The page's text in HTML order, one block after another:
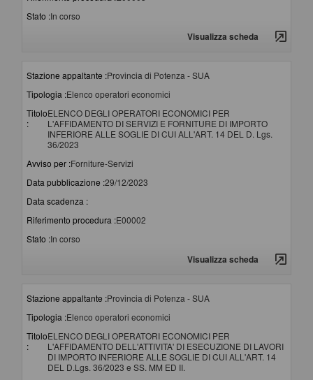
Stato :In corso
Visualizza scheda
Stazione appaltante :Provincia di Potenza - SUA
Tipologia :Elenco operatori economici
Titolo
:
ELENCO DEGLI OPERATORI ECONOMICI PER
L'AFFIDAMENTO DI SERVIZI E FORNITURE DI IMPORTO
INFERIORE ALLE SOGLIE DI CUI ALL'ART. 14 DEL D. Lgs.
36/2023
Avviso per :Forniture-Servizi
Data pubblicazione :29/12/2023
Data scadenza :
Riferimento procedura :E00002
Stato :In corso
Visualizza scheda
Stazione appaltante :Provincia di Potenza - SUA
Tipologia :Elenco operatori economici
Titolo
:
ELENCO DEGLI OPERATORI ECONOMICI PER
L'AFFIDAMENTO DELL'ATTIVITA' DI ESECUZIONE DI LAVORI
DI IMPORTO INFERIORE ALLE SOGLIE DI CUI ALL'ART. 14
DEL D.Lgs. 36/2023 e SS. MM ED II.